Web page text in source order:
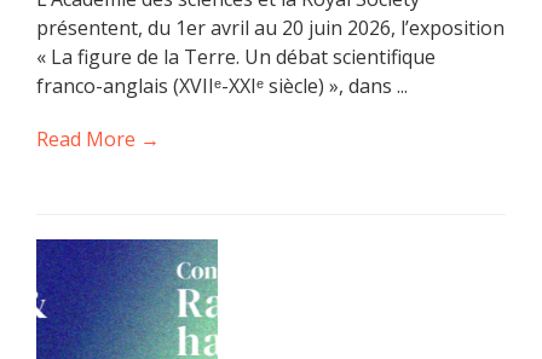
présentent, du 1er avril au 20 juin 2026, l’exposition
« La figure de la Terre. Un débat scientifique
franco-anglais (XVIIᵉ-XXIᵉ siècle) », dans ...
Read More →